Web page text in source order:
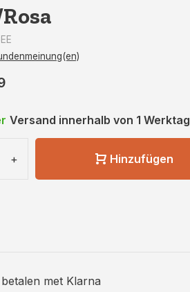
Versand innerhalb von 1 Werktag
+ Hinzufügen
met Klarna